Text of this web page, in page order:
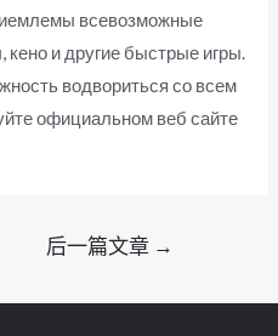
всевозможные
кено и другие быстрые игры.
водвориться со всем
официальном веб сайте
后一篇文章 →